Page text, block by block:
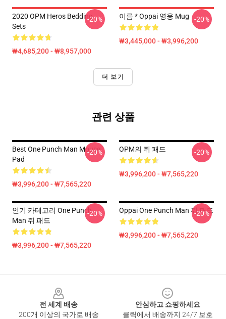
2020 OPM Heros Bedding
Sets
₩4,685,200 - ₩8,957,000
-20% 이름 * Oppai 영웅 Mug
₩3,445,000 - ₩3,996,200
-20%
더 보기
관련 상품
Best One Punch Man Mouse
Pad
₩3,996,200 - ₩7,565,220
-20% OPM의 쥐 패드
₩3,996,200 - ₩7,565,220
-20%
인기 카테고리 One Punch
Man 쥐 패드
₩3,996,200 - ₩7,565,220
-20% Oppai One Punch Man 쥐 패드
₩3,996,200 - ₩7,565,220
-20%
전 세계 배송
200개 이상의 국가로 배송
안심하고 쇼핑하세요
클릭에서 배송까지 24/7 보호